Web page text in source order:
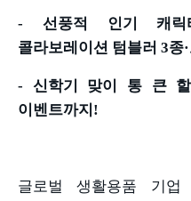
- 선풍적 인기 캐릭
콜라보레이션 텀블러 3종·
- 신학기 맞이 통 큰
이벤트까지 !
글로벌 생활용품 기